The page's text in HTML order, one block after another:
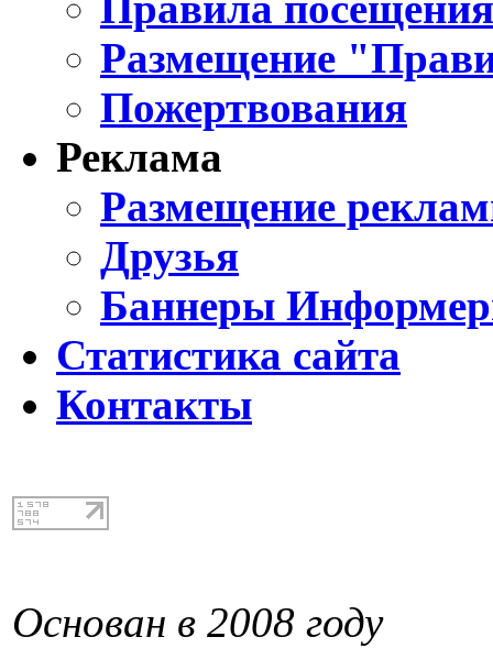
Размещение
Пожертвования
Реклама
Размещение
Друзья
Баннеры
Статистика сайта
Контакты
Основан в 2008 году